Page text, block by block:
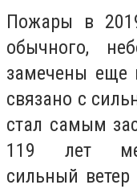
Пожары в
обычного,
замечены еще
связано с
стал самым
119 лет
сильный